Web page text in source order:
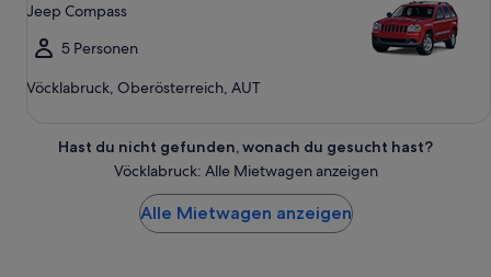
Jeep Compass
5 Personen
Vöcklabruck, Oberösterreich, AUT
Hast du nicht gefunden, wonach du gesucht hast?
Vöcklabruck: Alle Mietwagen anzeigen
Alle Mietwagen anzeigen